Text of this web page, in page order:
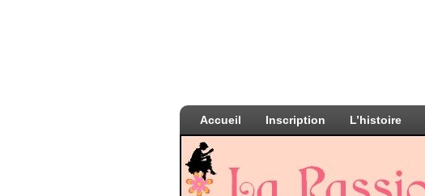
Accueil Inscription L’histoire